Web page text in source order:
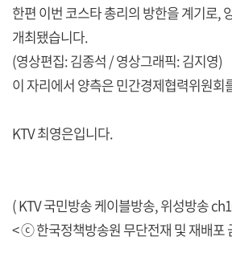
한편 이번 코스타 총리의 방한을 계기로,
개최됐습니다.
(영상편집: 김종석 / 영상그래픽: 김지영)
이 자리에서 양측은 민간경제협력위원회
KTV 최영은입니다.
( KTV 국민방송 케이블방송, 위성방송
< ⓒ 한국정책방송원 무단전재 및 재배포